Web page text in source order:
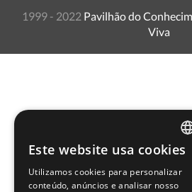
1999 - 2022 Pavilhão do
Viva
ENGLISH
Este website usa cookies
Utilizamos cookies para personalizar
conteúdo, anúncios e analisar nosso